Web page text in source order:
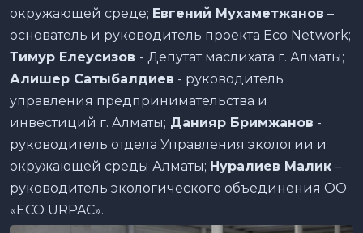
окружающей среде; Евгений Мухаметжанов –
основатель и руководитель проекта Eco Network;
Тимур Елеусизов - Депутат маслихата г. Алматы;
Алишер Сатыбалдиев - руководитель
управления предпринимательства и
инвестиций г. Алматы; Данияр Бримжанов -
руководитель отдела Управления экологии и
окружающей среды Алматы; Нуралиев Малик –
руководитель экологического объединения ОО
«ECO URPAC».